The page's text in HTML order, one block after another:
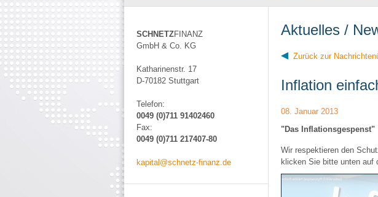
SCHNETZFINANZ
GmbH & Co. KG
Katharinenstr. 17
D-70182 Stuttgart
Telefon:
0049 (0)711 91402460
Fax:
0049 (0)711 217407-80
kapital@schnetz-finanz.de
Aktuelles /
Zurück zur
Inflation
08. Januar 2013
"Das Inflationsgespenst"
Wir respektieren den
klicken Sie bitte unten auf